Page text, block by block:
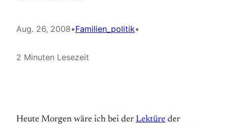
Aug. 26, 2008•Familien_politik•
2 Minuten Lesezeit
Heute Morgen wäre ich bei der Lektüre der